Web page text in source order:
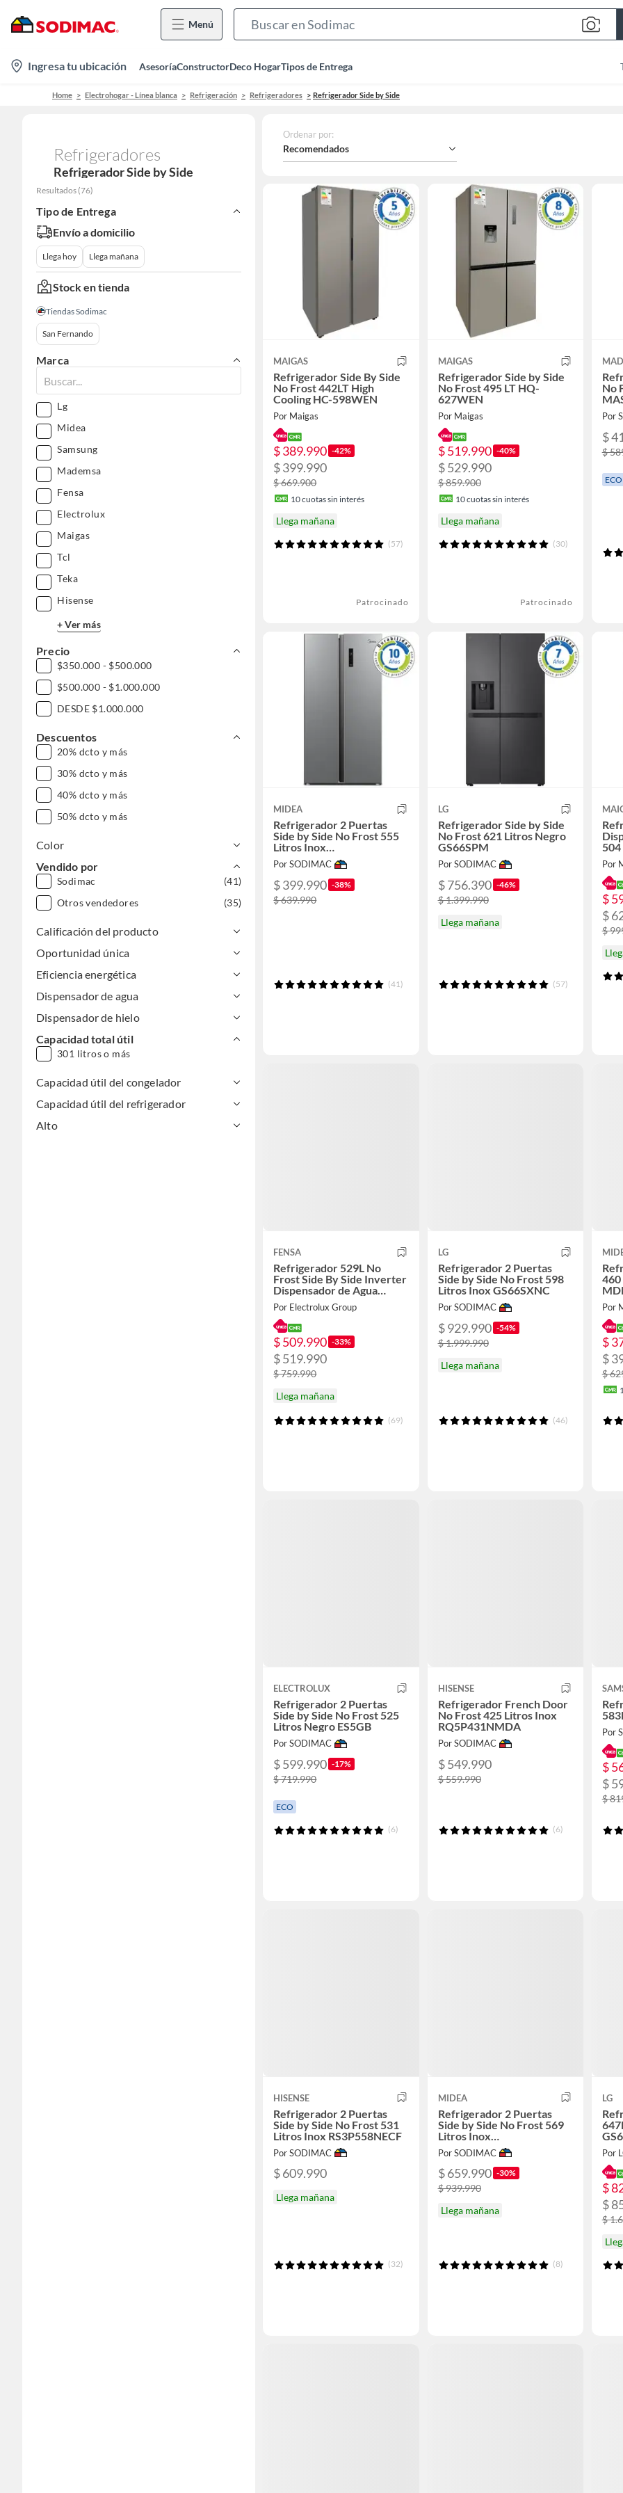
Menú
Bar
location-
icon
Ingresa tu ubicación AsesoríaConstructorDeco HogarTipos de Entrega
Home Electrohogar - Línea blanca Refrigeración Refrigeradores Refrigerador Side by Side
Refrigeradores
Refrigerador Side by Side
Resultados (76)
Tipo de Entrega
Envío a domicilio
Llega hoy Llega mañana
Stock en tienda
Tiendas Sodimac
San Fernando
Marca
Lg
Midea
Samsung
Mademsa
Fensa
Electrolux
Maigas
Tcl
Teka
Hisense
+ Ver más
Precio
$350.000 - $500.000
$500.000 - $1.000.000
DESDE $1.000.000
Descuentos
20% dcto y más
30% dcto y más
40% dcto y más
50% dcto y más
Color
Vendido por
Sodimac
(41)
Otros vendedores
(35)
Calificación del producto
Oportunidad única
Eficiencia energética
Dispensador de agua
Dispensador de hielo
Capacidad total útil
301 litros o más
Capacidad útil del congelador
Capacidad útil del refrigerador
Alto
Ordenar por:
Recomendados
MAIGAS
Refrigerador Side By Side
No Frost 442LT High
Cooling HC-598WEN
Por Maigas
$ 389.990 -42%
$ 399.990
$ 669.900
10cuotas sin interés
Llega mañana
(57)
Patrocinado
MAIGAS
Refrigerador Side by Side
No Frost 495 LT HQ-
627WEN
Por Maigas
$ 519.990 -40%
$ 529.990
$ 859.900
10cuotas sin interés
Llega mañana
(30)
Patrocinado
No
Por
$
$
ECO
MIDEA
Refrigerador 2 Puertas
Side by Side No Frost 555
Litros Inox
MDRS710FGE50IN
Por SODIMAC
$ 399.990 -38%
$ 639.990
(41)
LG
Refrigerador Side by Side
No Frost 621 Litros Negro
GS66SPM
Por SODIMAC
$ 756.390 -46%
$ 1.399.990
Llega mañana
(57)
504
Por
$
$
$
FENSA
Refrigerador 529L No
Frost Side By Side Inverter
Dispensador de Agua
SFX530B Negro
Por Electrolux Group
$ 509.990 -33%
$ 519.990
$ 759.990
Llega mañana
(69)
LG
Refrigerador 2 Puertas
Side by Side No Frost 598
Litros Inox GS66SXNC
Por SODIMAC
$ 929.990 -54%
$ 1.999.990
Llega mañana
(46)
Por
$
$
$
ELECTROLUX
Refrigerador 2 Puertas
Side by Side No Frost 525
Litros Negro ES5GB
Por SODIMAC
$ 599.990 -17%
$ 719.990
ECO
(6)
HISENSE
Refrigerador French Door
No Frost 425 Litros Inox
RQ5P431NMDA
Por SODIMAC
$ 549.990
$ 559.990
(6)
Por
$
$
$
HISENSE
Refrigerador 2 Puertas
Side by Side No Frost 531
Litros Inox RS3P558NECF
Por SODIMAC
$ 609.990
Llega mañana
(32)
MIDEA
Refrigerador 2 Puertas
Side by Side No Frost 569
Litros Inox
MDRS761FGEDX
Por SODIMAC
$ 659.990 -30%
$ 939.990
Llega mañana
(8)
LG
$
$
$